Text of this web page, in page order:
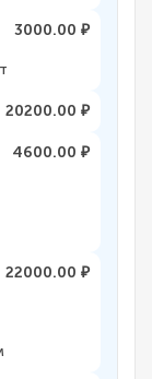
3000.00 ₽
20200.00 ₽
4600.00 ₽
22000.00 ₽